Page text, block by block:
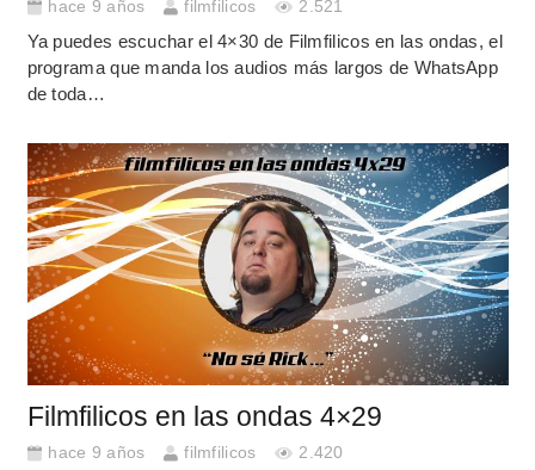
hace 9 años filmfilicos 2.521
Ya puedes escuchar el 4×30 de Filmfilicos en las ondas, el
programa que manda los audios más largos de WhatsApp
de toda…
Filmfilicos en las ondas 4×29
hace 9 años filmfilicos 2.420